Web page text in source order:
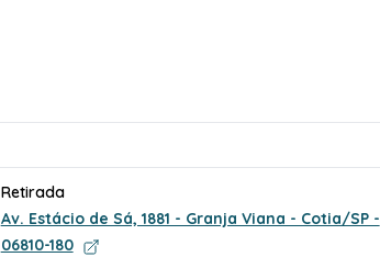
Retirada
Av. Estácio de Sá, 1881 - Granja Viana - Cotia/SP -
06810-180